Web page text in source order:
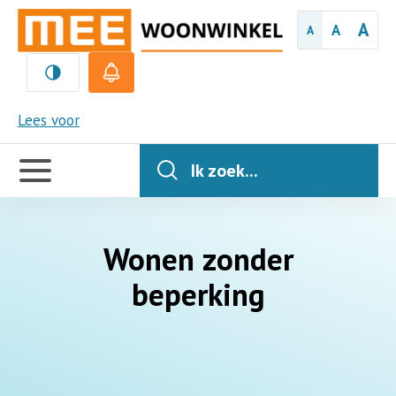
A A A
Lees voor
MEE
Handige
links
Ik zoek...
Wonen zonder
beperking